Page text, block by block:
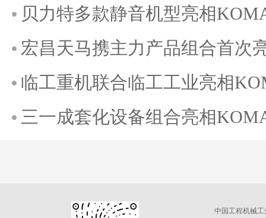
贝力特多款静音机型亮相
宏昌天马携主力产品组合首次
临工重机联合临工工业亮相
三一成套化设备组合亮相
中国工程机械